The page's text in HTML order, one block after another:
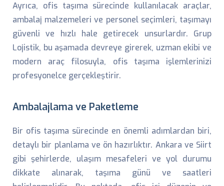
Ayrıca, ofis taşıma sürecinde kullanılacak araçlar,
ambalaj malzemeleri ve personel seçimleri, taşımayı
güvenli ve hızlı hale getirecek unsurlardır. Grup
Lojistik, bu aşamada devreye girerek, uzman ekibi ve
modern araç filosuyla, ofis taşıma işlemlerinizi
profesyonelce gerçekleştirir.
Ambalajlama ve Paketleme
Bir ofis taşıma sürecinde en önemli adımlardan biri,
detaylı bir planlama ve ön hazırlıktır. Ankara ve Siirt
gibi şehirlerde, ulaşım mesafeleri ve yol durumu
dikkate alınarak, taşıma günü ve saatleri